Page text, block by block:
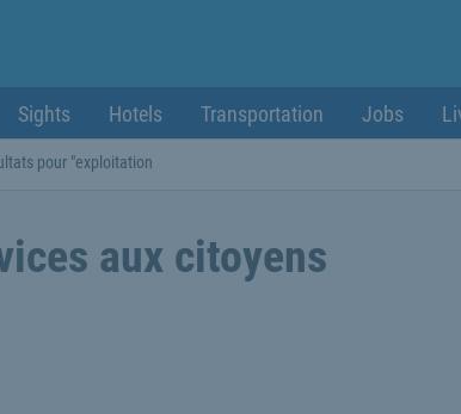
Sights Hotels Transportation Jobs
pour "exploitation
aux citoyens